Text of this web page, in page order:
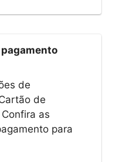
de
de
as
para